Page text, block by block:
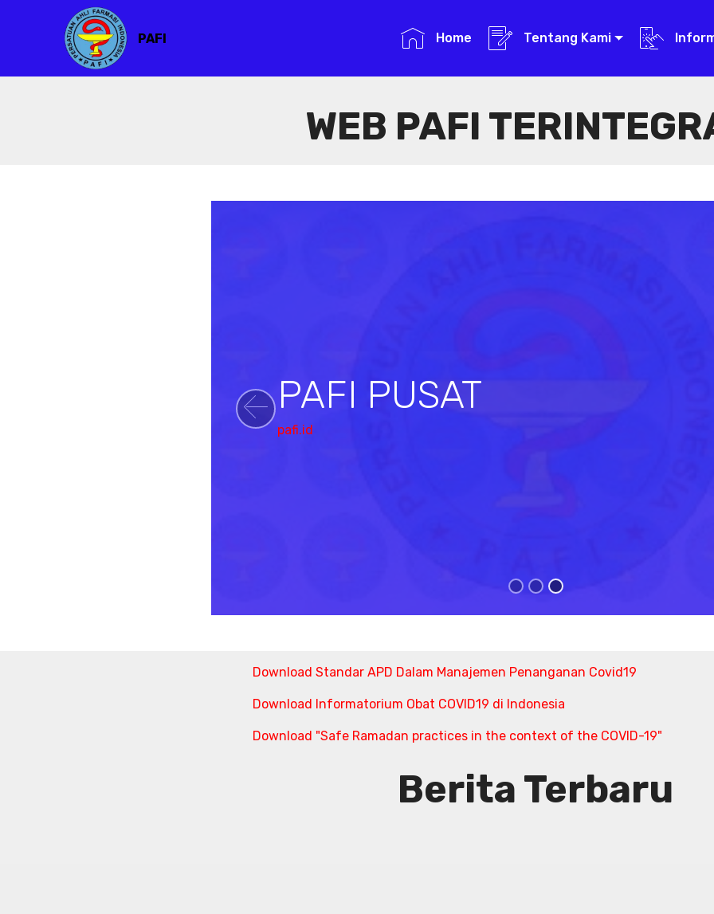
PAFI Home Tentang Kami
WEB PAFI
PAFI PUSAT
pafi.id
Previous
Download Standar APD Dalam Manajemen Penanganan Covid19
Download Informatorium Obat COVID19 di Indonesia
Download "Safe Ramadan practices in the context of the COVID-19"
Berita Terbaru